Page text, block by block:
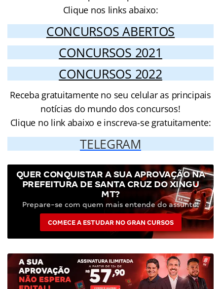
Clique nos links abaixo:
CONCURSOS ABERTOS
CONCURSOS 2021
CONCURSOS 2022
Receba gratuitamente no seu celular as principais
notícias do mundo dos concursos!
Clique no link abaixo e inscreva-se gratuitamente:
TELEGRAM
QUER CONQUISTAR A SUA APROVAÇÃO NA
PREFEITURA DE SANTA CRUZ DO XINGU
MT?
Prepare-se com quem mais entende do assunto!
COMECE A ESTUDAR NO GRAN CURSOS